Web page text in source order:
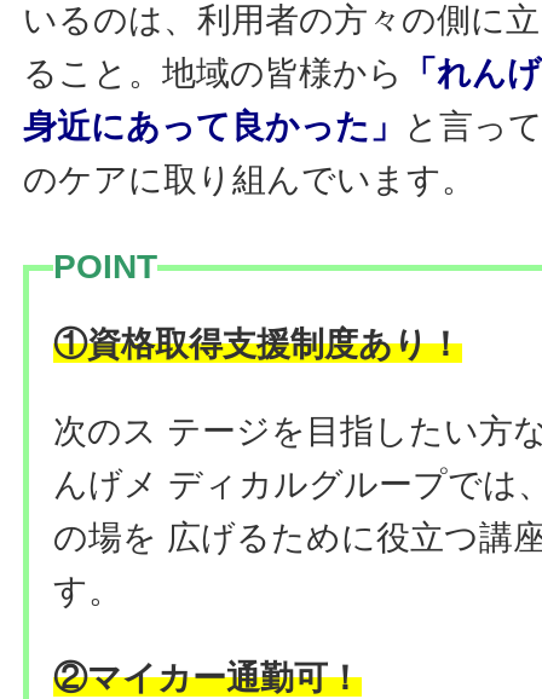
いるのは、利用者の方々の側に
ること。地域の皆様から
「れん
身近にあって良かった」
と言っ
のケアに取り組んでいます。
POINT
①資格取得支援制度あり！
次のス テージを目指したい方
んげメ ディカルグループでは
の場を 広げるために役立つ講
す。
②マイカー通勤可！